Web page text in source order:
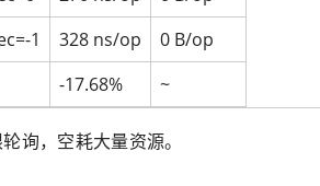
1
328 ns/op
0 B/op
-17.68% ~
询，空耗大量资源。